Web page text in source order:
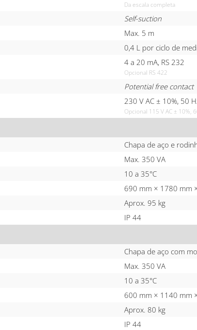
Da escala completa
Self-suction
Max. 5 m
0,4 L por ciclo de
4 a 20 mA, RS 232
Opcional RS 422
Potential free contact
230 V AC ± 10%, 50
Opcional 115 V AC ± 10%,
Chapa de aço e
Max. 350 VA
10 a 35°C
690 mm × 1780 mm
Aprox. 95 kg
IP 44
Chapa de aço com
Max. 350 VA
10 a 35°C
600 mm × 1140 mm
Aprox. 80 kg
IP 44